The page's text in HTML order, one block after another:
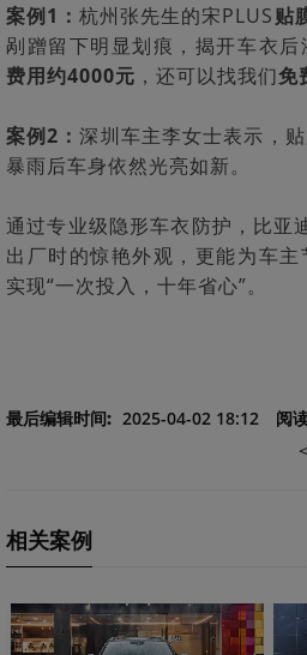
案例1：杭州张先生的宋PLUS贴
剐蹭留下明显划痕，揭开车衣
费用约4000元 ，还可以找我们免
案例2：深圳车主李女士表示，
暴雨后车身依然光亮如新。
通过专业级隐形车衣防护，比亚
出厂时的惊艳外观，更能为车
实现“一次投入，十年省心”。
最后编辑时间: 2025-04-02 18:12 阅
相关案例